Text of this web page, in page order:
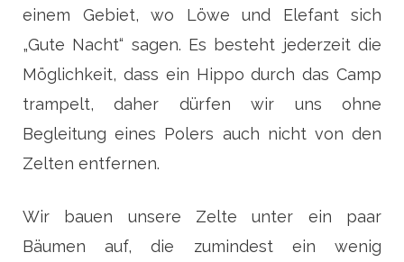
einem Gebiet, wo Löwe und Elefant sich
„Gute Nacht“ sagen. Es besteht jederzeit die
Möglichkeit, dass ein Hippo durch das Camp
trampelt, daher dürfen wir uns ohne
Begleitung eines Polers auch nicht von den
Zelten entfernen.
Wir bauen unsere Zelte unter ein paar
Bäumen auf, die zumindest ein wenig